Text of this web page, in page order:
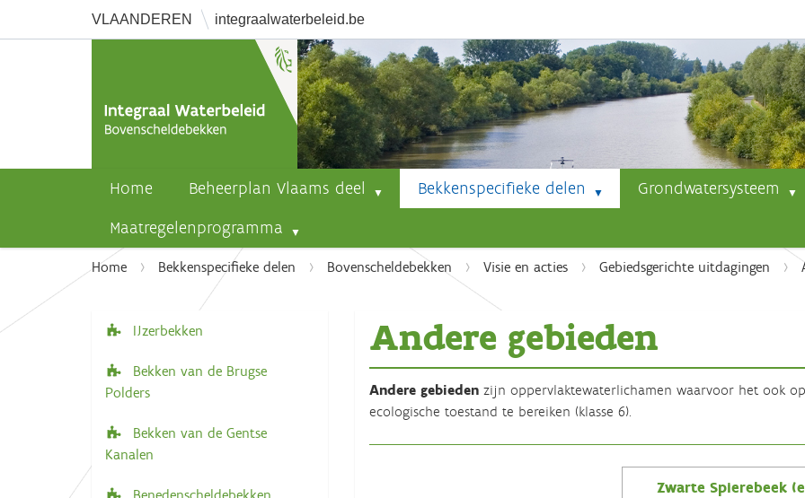
VLAANDEREN integraalwaterbeleid.be
Home Beheerplan Vlaams deel Bekkenspecifieke delen
Grondwatersysteem
Maatregelenprogramma
U
Home Bekkenspecifieke delen Bovenscheldebekken Visie en acties Gebiedsgerichte uitdagingen
Andere gebieden
Andere gebiedenzijn oppervlaktewaterlichamen waarvoor het ook
ecologische toestand te bereiken (klasse 6).
Zwarte Spierebeek
N
a
v
g
IJzerbekken
Bekken van de Brugse
Polders
Bekken van de Gentse
Kanalen